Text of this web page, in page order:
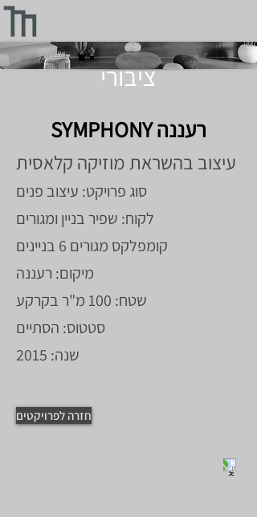
ציבורי
SYMPHONY רעננה
עיצוב בהשראת מוזיקה קלאסית
סוג פרויקט: עיצוב פנים
לקוח: שפיר בניין ומגורים
קומפלקס מגורים 6 בניינים
מיקום: רעננה
שטח: 100 מ"ר בקרקע
סטטוס: הסתיים
שנה: 2015
חזרה לפרויקטים